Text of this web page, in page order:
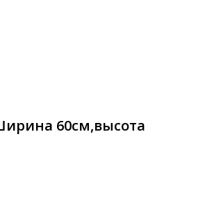
60см,высота